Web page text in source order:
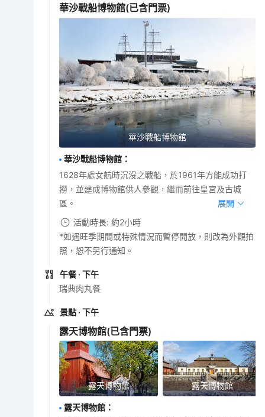
華沙戰船博物館(已含門票)
華沙戰船博物館
華沙戰船博物館 ：
1628年處女航時沉沒之戰船，於1961年方能成功打
撈，並建成博物館供人參觀，繼而前往皇宮及古城
區。
展開
活動時長: 約2小時
*如遇旺季期間或特殊情況而暫停開放，則改為外觀拍
照，恕不另行通知。
午餐 · 下午
瑞典肉丸餐
景點 · 下午
露天博物館(已含門票)
露天博物館 露天博物館
露天博物館 ：